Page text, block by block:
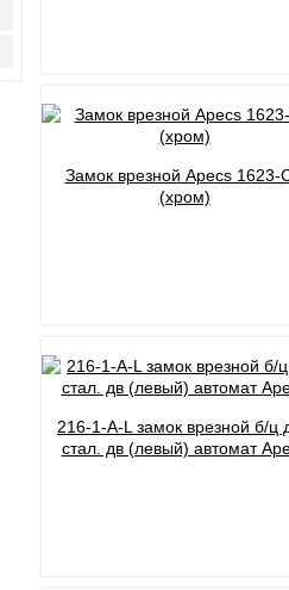
Замок врезной Apecs 1623-
(хром)
216-1-А-L замок врезной б/ц
стал. дв (левый) автомат